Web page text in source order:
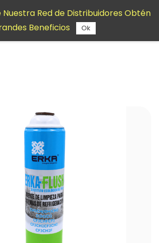
Red de Distribuidores Obtén
Beneficios
Ok